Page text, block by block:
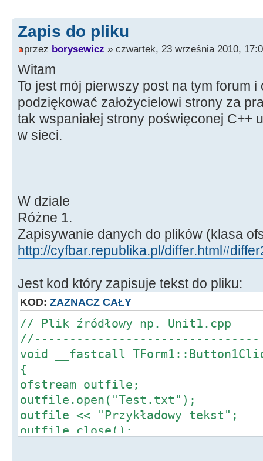
Zapis do pliku
przez borysewicz » czwartek, 23 września 2010,
Witam
To jest mój pierwszy post na tym forum i
podziękować założycielowi strony za
tak wspaniałej strony poświęconej C++
w sieci.
W dziale
Różne 1.
Zapisywanie danych do plików (klasa
http://cyfbar.republika.pl/
Jest kod który zapisuje tekst do pliku:
KOD: ZAZNACZ CAŁY
// Plik źródłowy np. Unit1.cpp
//--------------------------------
void __fastcall
{
ofstream outfile;
outfile.open("Test.txt");
outfile << "Przykładowy tekst";
outfile.close();